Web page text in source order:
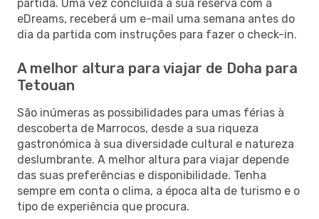
partida. Uma vez concluída a sua reserva com a
eDreams, receberá um e-mail uma semana antes do
dia da partida com instruções para fazer o check-in.
A melhor altura para viajar de Doha para
Tetouan
São inúmeras as possibilidades para umas férias à
descoberta de Marrocos, desde a sua riqueza
gastronómica à sua diversidade cultural e natureza
deslumbrante. A melhor altura para viajar depende
das suas preferências e disponibilidade. Tenha
sempre em conta o clima, a época alta de turismo e o
tipo de experiência que procura.